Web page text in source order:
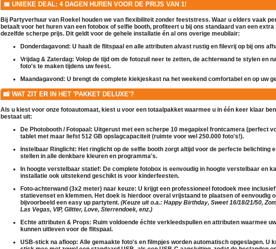
📅 UNIEKE DEAL: 4 DAGEN HUREN VOOR DE PRIJS VAN 1!
Bij Partyverhuur van Roekel houden we van flexibiliteit zonder feeststress. Waar u elders vaak
betaalt voor het huren van een fotobox of selfie booth, profiteert u bij ons standaard van een
dezelfde scherpe prijs. Dit geldt voor de gehele installatie én al ons overige meubilair:
Donderdagavond: U haalt de flitspaal en alle attributen alvast rustig en filevrij op bij ons
Vrijdag & Zaterdag: Volop de tijd om de fotozuil neer te zetten, de achterwand te stylen en
foto's te maken tijdens uw feest.
Maandagavond: U brengt de complete kiekjeskast na het weekend comfortabel en op uw
📸 WAT ZIT ER IN HET 'PAKKET DELUXE'?
Als u kiest voor onze fotoautomaat, kiest u voor een totaalpakket waarmee u in één keer klaar
bestaat uit:
De Photobooth / Fotopaal: Uitgerust met een scherpe 10 megapixel frontcamera (perfect
tablet met maar liefst 512 GB opslagcapaciteit (ruimte voor wel 250.000 foto's!).
Instelbaar Ringlicht: Het ringlicht op de selfie booth zorgt altijd voor de perfecte belichting
stellen in alle denkbare kleuren en programma's.
In hoogte verstelbaar statief: De complete fotobox is eenvoudig in hoogte verstelbaar en
installatie ook uitstekend geschikt is voor kinderfeesten.
Foto-achterwand (3x2 meter) naar keuze: U krijgt een professioneel fotodoek mee
statievenset en klemmen. Het doek is hierdoor overal vrijstaand te plaatsen of eenvoudig
bijvoorbeeld een easy up partytent. (Keuze uit o.a.: Happy Birthday, Sweet 16/18/21/50,
Las Vegas, VIP, Glitter, Love, Sterrendoek, enz.)
Echte attributen & Props: Ruim voldoende échte verkleedspullen en attributen waarmee
kunnen uitleven voor de flitspaal .
USB-stick na afloop: Alle gemaakte foto's en filmpjes worden automatisch opgeslagen. U